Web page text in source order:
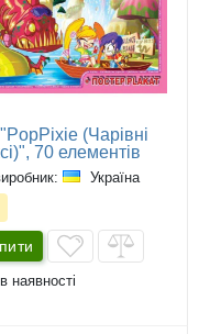
(Чарівні
70 елементів
Україна
наявності